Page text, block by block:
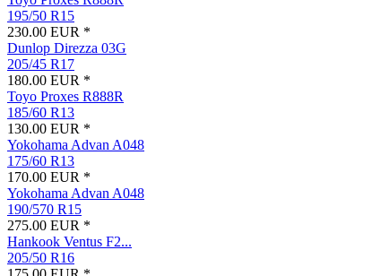
195/50 R15
230.00 EUR *
Dunlop Direzza 03G
205/45 R17
180.00 EUR *
Toyo Proxes R888R
185/60 R13
130.00 EUR *
Yokohama Advan A048
175/60 R13
170.00 EUR *
Yokohama Advan A048
190/570 R15
275.00 EUR *
Hankook Ventus F2...
205/50 R16